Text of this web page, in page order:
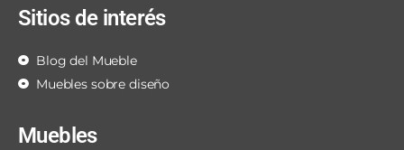
Sitios de interés
Blog del Mueble
Muebles sobre diseño
Muebles